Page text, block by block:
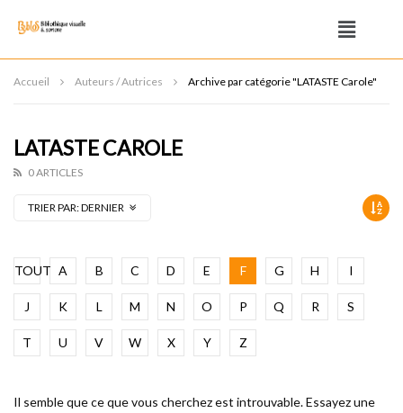
Accueil Auteurs / Autrices Archive par catégorie "LATASTE Carole"
LATASTE CAROLE
0 ARTICLES
TRIER PAR:DERNIER
TOUT A B C D E F G H I
J K L M N O P Q R S
T U V W X Y Z
Il semble que ce que vous cherchez est introuvable. Essayez une